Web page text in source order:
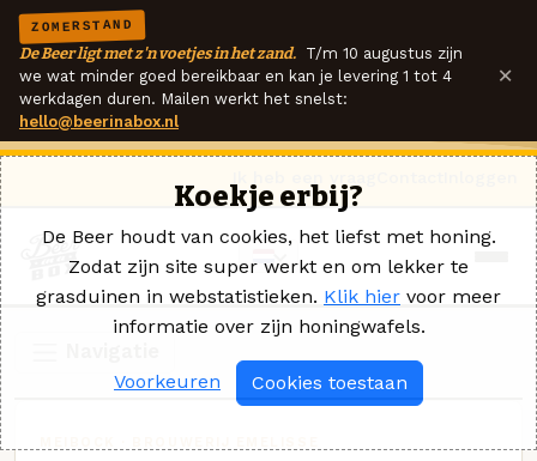
ZOMERSTAND
De Beer ligt met z'n voetjes in het zand. T/m 10 augustus zijn
we wat minder goed bereikbaar en kan je levering 1 tot 4
werkdagen duren. Mailen werkt het snelst:
hello@beerinabox.nl
×
Koekje erbij?
De Beer houdt van cookies, het liefst met honing.
Zodat zijn site super werkt en om lekker te
grasduinen in webstatistieken. Klik hier voor meer
informatie over zijn honingwafels.
Voorkeuren Cookies toestaan